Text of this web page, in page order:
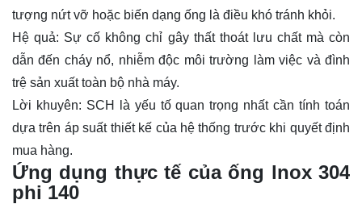
tượng nứt vỡ hoặc biến dạng ống là điều khó tránh khỏi.
Hệ quả: Sự cố không chỉ gây thất thoát lưu chất mà còn
dẫn đến cháy nổ, nhiễm độc môi trường làm việc và đình
trệ sản xuất toàn bộ nhà máy.
Lời khuyên: SCH là yếu tố quan trọng nhất cần tính toán
dựa trên áp suất thiết kế của hệ thống trước khi quyết định
mua hàng.
Ứng dụng thực tế của ống lnox 304
phi 140